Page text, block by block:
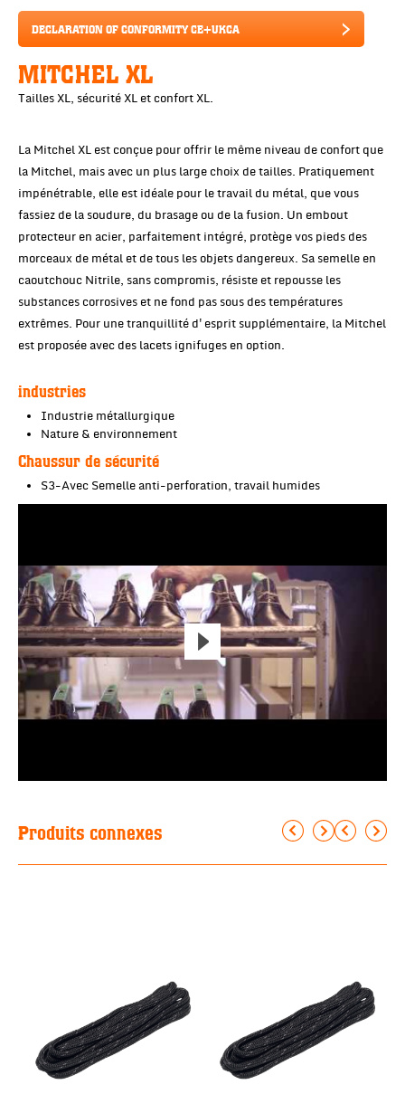
DECLARATION OF CONFORMITY CE+UKCA
MITCHEL XL
Tailles XL, sécurité XL et confort XL.
La Mitchel XL est conçue pour offrir le même niveau de confort que
la Mitchel, mais avec un plus large choix de tailles. Pratiquement
impénétrable, elle est idéale pour le travail du métal, que vous
fassiez de la soudure, du brasage ou de la fusion. Un embout
protecteur en acier, parfaitement intégré, protège vos pieds des
morceaux de métal et de tous les objets dangereux. Sa semelle en
caoutchouc Nitrile, sans compromis, résiste et repousse les
substances corrosives et ne fond pas sous des températures
extrêmes. Pour une tranquillité d'esprit supplémentaire, la Mitchel
est proposée avec des lacets ignifuges en option.
industries
Industrie métallurgique
Nature & environnement
Chaussur de sécurité
S3-Avec Semelle anti-perforation, travail humides
Produits connexes